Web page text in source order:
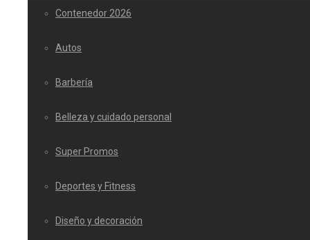
Contenedor 2026
Autos
Barbería
Belleza y cuidado personal
Super Promos
Deportes y Fitness
Diseño y decoración